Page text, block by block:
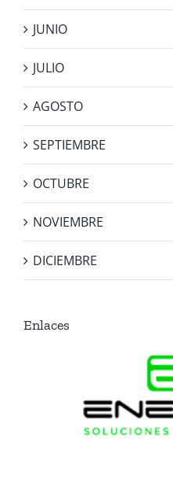
JUNIO
JULIO
AGOSTO
SEPTIEMBRE
OCTUBRE
NOVIEMBRE
DICIEMBRE
Enlaces